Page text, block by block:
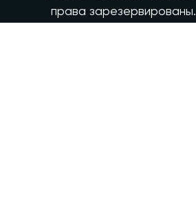
права зарезервированы.